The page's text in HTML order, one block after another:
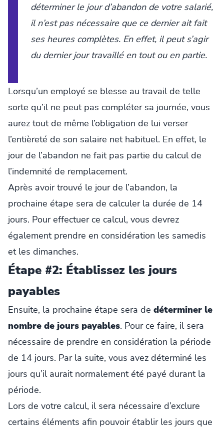
déterminer le jour d’abandon de votre salarié,
il n’est pas nécessaire que ce dernier ait fait
ses heures complètes. En effet, il peut s’agir
du dernier jour travaillé en tout ou en partie.
Lorsqu’un employé se blesse au travail de telle
sorte qu’il ne peut pas compléter sa journée, vous
aurez tout de même l’obligation de lui verser
l’entièreté de son salaire net habituel. En effet, le
jour de l’abandon ne fait pas partie du calcul de
l’indemnité de remplacement.
Après avoir trouvé le jour de l’abandon, la
prochaine étape sera de calculer la durée de 14
jours. Pour effectuer ce calcul, vous devrez
également prendre en considération les samedis
et les dimanches.
Étape #2: Établissez les jours
payables
Ensuite, la prochaine étape sera de déterminer le
nombre de jours payables. Pour ce faire, il sera
nécessaire de prendre en considération la période
de 14 jours. Par la suite, vous avez déterminé les
jours qu’il aurait normalement été payé durant la
période.
Lors de votre calcul, il sera nécessaire d’exclure
certains éléments afin pouvoir établir les jours que